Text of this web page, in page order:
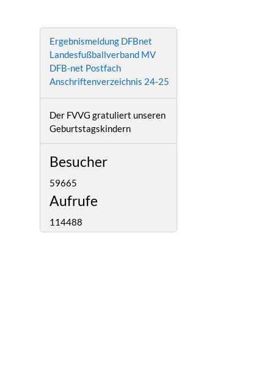
Ergebnismeldung DFBnet
Landesfußballverband MV
DFB-net Postfach
Anschriftenverzeichnis 24-25
Der FVVG gratuliert unseren
Geburtstagskindern
Besucher
59665
Aufrufe
114488